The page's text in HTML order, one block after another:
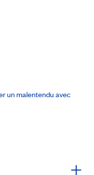
un malentendu avec